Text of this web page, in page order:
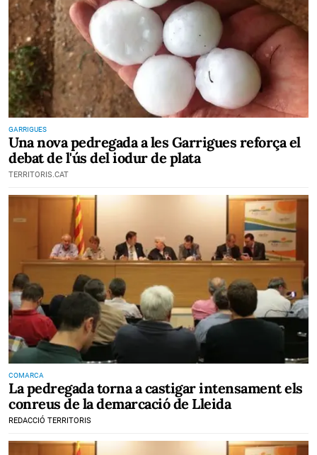
GARRIGUES
Una nova pedregada a les Garrigues reforça el
debat de l'ús del iodur de plata
TERRITORIS.CAT
COMARCA
La pedregada torna a castigar intensament els
conreus de la demarcació de Lleida
REDACCIÓ TERRITORIS